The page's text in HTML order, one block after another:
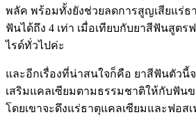
พลัค พร้อมทั้งยังช่วยลดการสูญเสียแร่ธ
ฟันได้ถึง 4 เท่า เมื่อเทียบกับยาสีฟันสูตร
ไรด์ทั่วไปค่ะ
และอีกเรื่องที่น่าสนใจก็คือ ยาสีฟันตัวนี้
เสริมแคลเซียมตามธรรมชาติให้กับฟันข
โดยเขาจะดึงแร่ธาตุแคลเซียมและฟอส